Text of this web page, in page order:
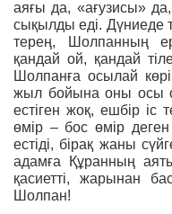
аяғы да, «ағузисы»
сықылды еді. Дүниеде
терең, Шолпанның
қандай ой, қандай
Шолпанға осылай
жыл бойына оны осы
естіген жоқ, ешбір
өмір – бос өмір
естіді, бірақ жаны
адамға Құранның
қасиетті, жарынан
Шолпан!